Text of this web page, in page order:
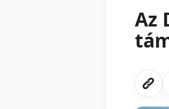
Az
Link